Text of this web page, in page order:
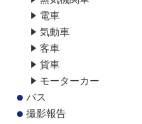
電車
気動車
客車
貨車
モーターカー
バス
撮影報告